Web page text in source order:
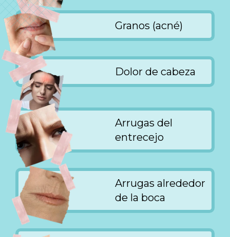
Granos (acné)
Dolor de cabeza
Arrugas del
entrecejo
Arrugas alrededor
de la boca